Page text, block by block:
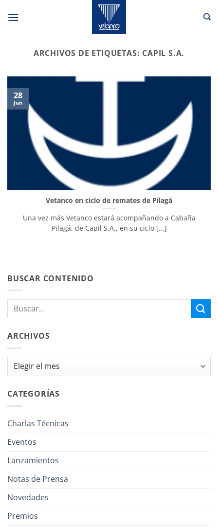
ARCHIVOS DE ETIQUETAS: CAPIL S.A.
Vetanco en ciclo de remates de Pilagá
Una vez más Vetanco estará acompañando a Cabaña
Pilagá, de Capil S.A., en su ciclo [...]
28
Jun
BUSCAR CONTENIDO
ARCHIVOS
Archivos
CATEGORÍAS
Charlas Técnicas
Eventos
Lanzamientos
Notas de Prensa
Novedades
Premios